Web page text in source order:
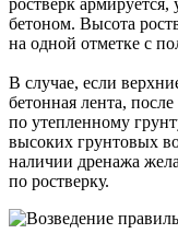
ростверк армируется,
бетоном. Высота
на одной отметке с
В случае, если
бетонная лента,
по утепленному
высоких грунтовых
наличии дренажа
по ростверку.